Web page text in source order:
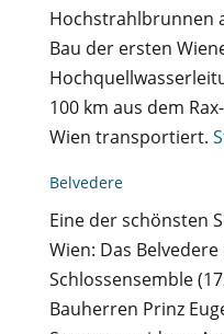
Hochstrahlbrunnen
Bau der ersten
100 km aus dem
Wien transportiert.
Belvedere
Eine der schönsten
Wien: Das
Schlossensemble
Bauherren Prinz